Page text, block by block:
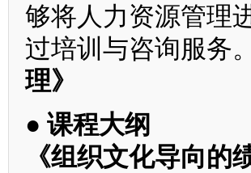
够将人力资源管理
过培训与咨询服务
理》
● 课程大纲
《组织文化导向